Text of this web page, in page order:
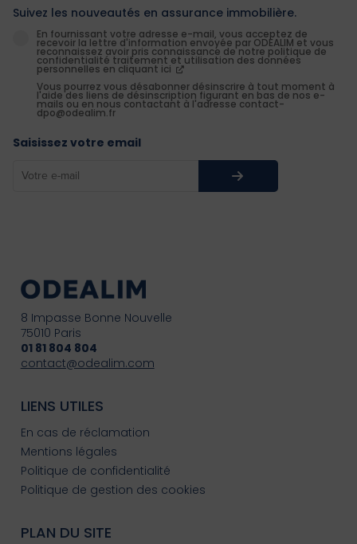
Suivez les nouveautés en assurance immobilière.
En fournissant votre adresse e-mail, vous acceptez de
recevoir la lettre d'information envoyée par ODEALIM et vous
reconnaissez avoir pris connaissance de notre politique de
confidentialité traitement et utilisation des données
personnelles en cliquant ici
Vous pourrez vous désabonner désinscrire à tout moment à
l'aide des liens de désinscription figurant en bas de nos e-
mails ou en nous contactant à l'adresse contact-
dpo@odealim.fr
Saisissez votre email
8 Impasse Bonne Nouvelle
75010 Paris
01 81 804 804
contact@odealim.com
LIENS UTILES
En cas de réclamation
Mentions légales
Politique de confidentialité
Politique de gestion des cookies
PLAN DU SITE